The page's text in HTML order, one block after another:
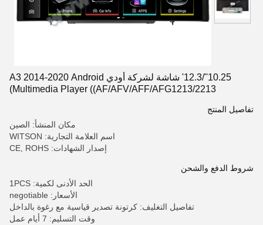
10.25''/12.3' شاشة لشركة أودي A3 2014-2020 Android
Multimedia Player ((AF/AFV/AFF/AFG1213/2213)
تفاصيل المنتج
مكان المنشأ: الصين
اسم العلامة التجارية: WITSON
إصدار الشهادات: CE, ROHS
شروط الدفع والشحن
الحد الأدنى لكمية: 1PCS
الأسعار: negotiable
تفاصيل التغليف: كرتونة تصدير قياسية مع رغوة بالداخل
وقت التسليم: 7 أيام عمل